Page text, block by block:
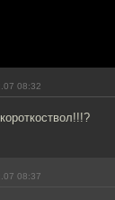
08:32
08:37